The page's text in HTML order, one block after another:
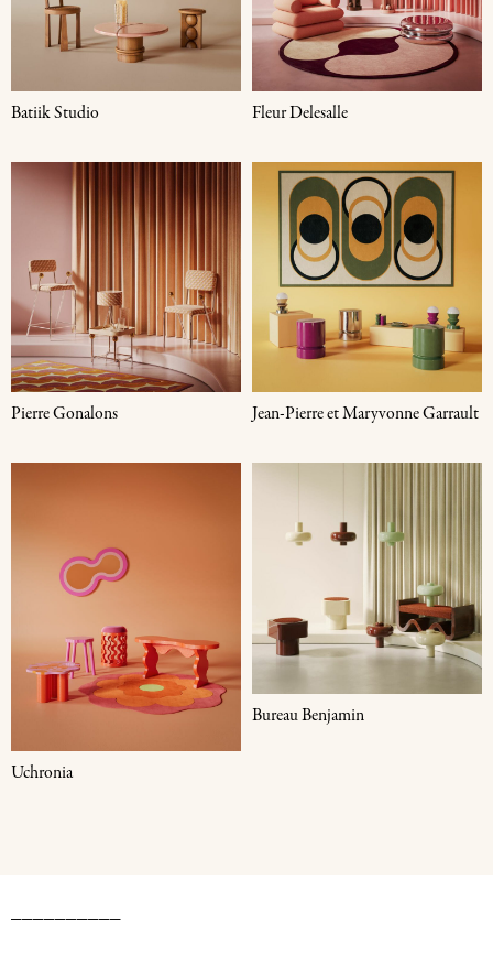
Batiik Studio Fleur Delesalle
Pierre Gonalons Jean-Pierre et Maryvonne Garrault
Uchronia
Bureau Benjamin